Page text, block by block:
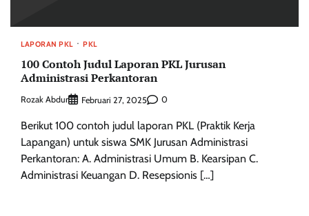
LAPORAN PKL PKL
100 Contoh Judul Laporan PKL Jurusan
Administrasi Perkantoran
Rozak Abdur Februari 27, 2025 0
Berikut 100 contoh judul laporan PKL (Praktik Kerja
Lapangan) untuk siswa SMK Jurusan Administrasi
Perkantoran: A. Administrasi Umum B. Kearsipan C.
Administrasi Keuangan D. Resepsionis […]